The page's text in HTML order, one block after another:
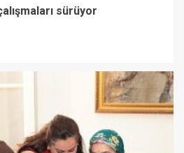
sürüyor